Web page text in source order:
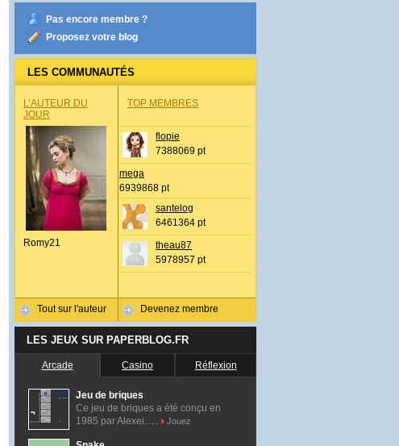
Pas encore membre ?
Proposez votre blog
LES COMMUNAUTÉS
L’AUTEUR DU
JOUR
Romy21
Tout sur l'auteur
TOP MEMBRES
flopie
7388069 pt
mega
6939868 pt
santelog
6461364 pt
theau87
5978957 pt
Devenez membre
LES JEUX SUR PAPERBLOG.FR
Arcade Casino Réflexion
Jeu de briques
Ce jeu de briques a été conçu en
1985 par Alexei......
Jouez